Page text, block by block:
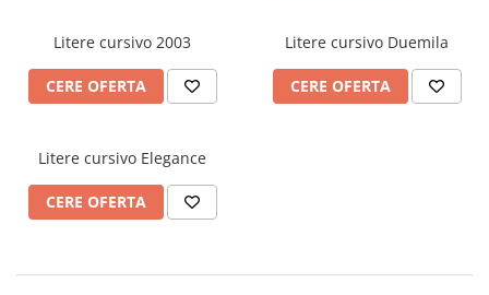
Solutii intretinere granit si
Litere cursivo 2003
CERE OFERTA
Litere cursivo Duemila
CERE OFERTA
Litere cursivo Elegance
CERE OFERTA